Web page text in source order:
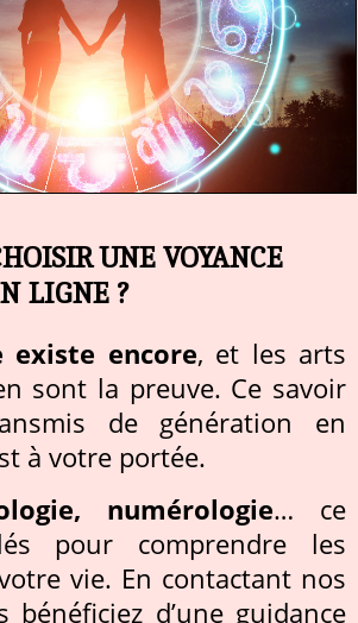
UNE VOYANCE
LIGNE ?
existe encore, et les arts
sont la preuve. Ce savoir
de génération en
à votre portée.
numérologie… ce
pour comprendre les
vie. En contactant nos
bénéficiez d’une guidance